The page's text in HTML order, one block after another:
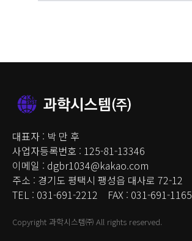
대표자 : 박 만 후
사업자등록번호 : 125-81-13346
이메일 : dgbr1034@kakao.com
주소 : 경기도 평택시 팽성읍 대사로 72-12
TEL : 031-691-2212 FAX : 031-691-1165
Copyright 과학시스템㈜ All rights reserved.